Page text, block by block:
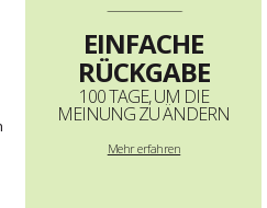
--------------------------------------------------------------------
EINFACHE
RÜCKGABE
100 TAGE, UM DIE
MEINUNG ZU ÄNDERN
Mehr erfahren